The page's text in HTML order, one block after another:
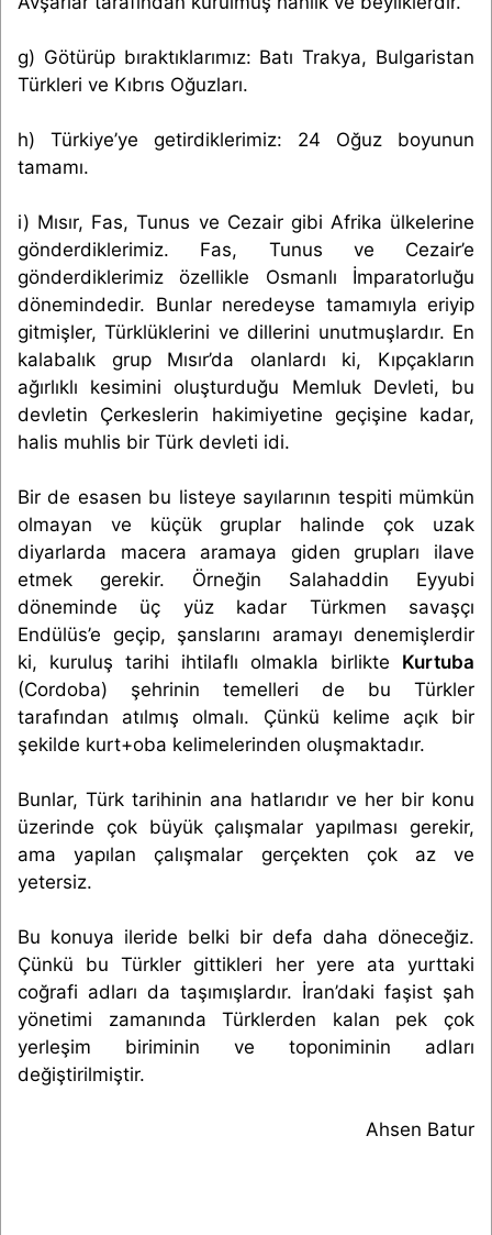
g) Götürüp bıraktıklarımız: Batı Trakya, Bulgaristan
Türkleri ve Kıbrıs Oğuzları.
h) Türkiye’ye getirdiklerimiz: 24 Oğuz boyunun
tamamı.
i) Mısır, Fas, Tunus ve Cezair gibi Afrika ülkelerine
gönderdiklerimiz. Fas, Tunus ve Cezair’e
gönderdiklerimiz özellikle Osmanlı İmparatorluğu
dönemindedir. Bunlar neredeyse tamamıyla eriyip
gitmişler, Türklüklerini ve dillerini unutmuşlardır. En
kalabalık grup Mısır’da olanlardı ki, Kıpçakların
ağırlıklı kesimini oluşturduğu Memluk Devleti, bu
devletin Çerkeslerin hakimiyetine geçişine kadar,
halis muhlis bir Türk devleti idi.
Bir de esasen bu listeye sayılarının tespiti mümkün
olmayan ve küçük gruplar halinde çok uzak
diyarlarda macera aramaya giden grupları ilave
etmek gerekir. Örneğin Salahaddin Eyyubi
döneminde üç yüz kadar Türkmen savaşçı
Endülüs’e geçip, şanslarını aramayı denemişlerdir
ki, kuruluş tarihi ihtilaflı olmakla birlikte Kurtuba
(Cordoba) şehrinin temelleri de bu Türkler
tarafından atılmış olmalı. Çünkü kelime açık bir
şekilde kurt+oba kelimelerinden oluşmaktadır.
Bunlar, Türk tarihinin ana hatlarıdır ve her bir konu
üzerinde çok büyük çalışmalar yapılması gerekir,
ama yapılan çalışmalar gerçekten çok az ve
yetersiz.
Bu konuya ileride belki bir defa daha döneceğiz.
Çünkü bu Türkler gittikleri her yere ata yurttaki
coğrafi adları da taşımışlardır. İran’daki faşist şah
yönetimi zamanında Türklerden kalan pek çok
yerleşim biriminin ve toponiminin adları
değiştirilmiştir.
Ahsen Batur